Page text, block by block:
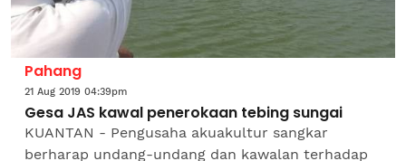
Pahang
21 Aug 2019 04:39pm
Gesa JAS kawal penerokaan tebing sungai
KUANTAN - Pengusaha akuakultur sangkar
berharap undang-undang dan kawalan terhadap